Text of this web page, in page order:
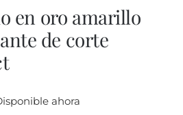
en oro amarillo
de corte
ahora